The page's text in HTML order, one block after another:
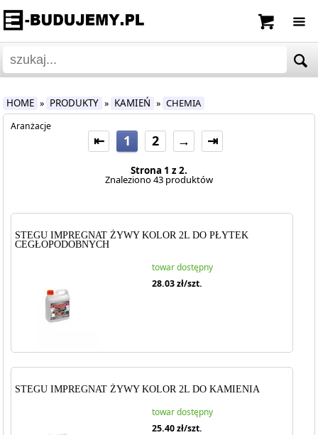
HOME » PRODUKTY » KAMIEŃ » CHEMIA
Aranżacje
⇤ 1 2 → ⇥
Strona 1 z 2.
Znaleziono 43 produktów
STEGU IMPREGNAT ŻYWY KOLOR 2L DO PŁYTEK
CEGŁOPODOBNYCH
towar dostępny
28.03zł/szt.
STEGU IMPREGNAT ŻYWY KOLOR 2L DO KAMIENIA
towar dostępny
25.40zł/szt.